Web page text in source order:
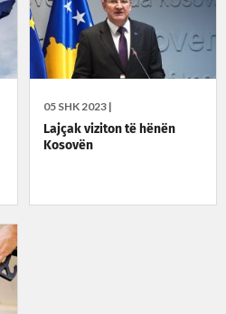
05 SHK 2023 |
Lajçak viziton të hënën
Kosovën